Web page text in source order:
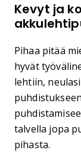
Kevyt ja
Pihaa pitää
hyvät
lehtiin,
talvella jopa
pihasta.